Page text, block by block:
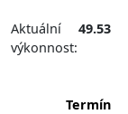
Aktuální
výkonnost:
49.53
Termín